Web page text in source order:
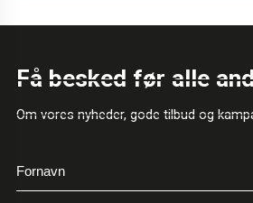
Få besked før alle
Om vores nyheder, gode tilbud og